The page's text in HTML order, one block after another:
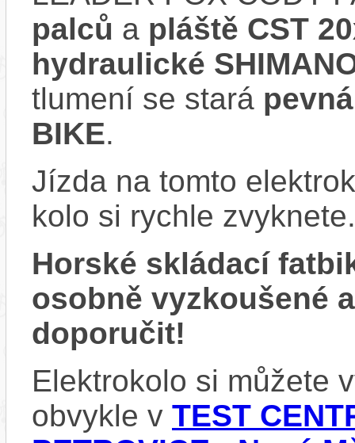
palců a pláště CST
hydraulické
tlumení se stará
BIKE.
Jízda na tomto
kolo si rychle zvyknete.
Horské skládací
osobně vyzkoušené
doporučit!
Elektrokolo si můžete
obvykle v TEST